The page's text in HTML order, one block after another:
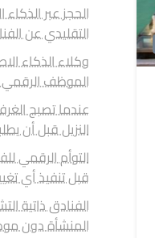
الحجز عبر
التقليدي عن
وكلاء الذكاء
الموظف
عندما تصبح
النزيل قبل أن
التوأم الرقمي
قبل تنفيذ أي
الفنادق ذاتية
المنشأة دون